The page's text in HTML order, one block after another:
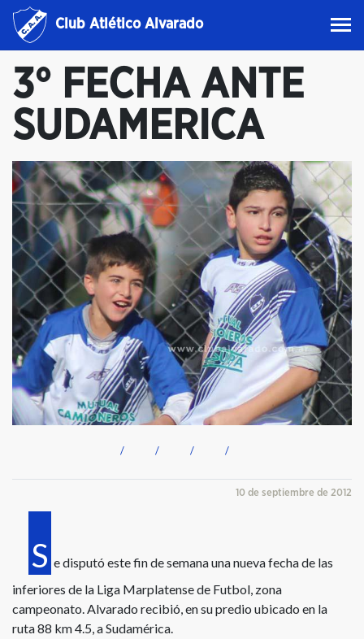
Club Atlético Alvarado
3° FECHA ANTE
SUDAMERICA
10 de septiembre de 2012
S e disputó este fin de semana una nueva fecha de las
inferiores de la Liga Marplatense de Futbol, zona
campeonato. Alvarado recibió, en su predio ubicado en la
ruta 88 km 4.5, a Sudamérica.